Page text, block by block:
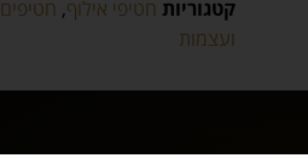
קטגוריות חטיפי אילוף, חטיפים
ועצמות